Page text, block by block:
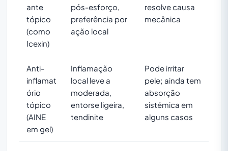
ante
tópico
(como
Icexin)
pós-esforço,
preferência por
ação local
resolve causa
mecânica
Anti-
inflamat
ório
tópico
(AINE
em gel)
Inflamação
local leve a
moderada,
entorse ligeira,
tendinite
Pode irritar
pele; ainda tem
absorção
sistémica em
alguns casos